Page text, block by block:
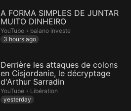
A FORMA SIMPLES DE JUNTAR
MUITO DINHEIRO
YouTube › baiano investe.
baiano investe
3 hours ago
Derrière les attaques de colons
en Cisjordanie, le décryptage
d'Arthur Sarradin
YouTube › Libération.
Libération
yesterday